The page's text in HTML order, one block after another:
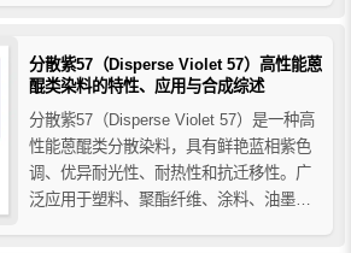
塑料透明涂层等领域的应用，并对比其与
颜料红122的本质区别，同时说明金属络合
染料...
分散紫57（Disperse Violet 57）高性能蒽
醌类染料的特性、应用与合成综述
分散紫57（Disperse Violet 57）是一种高
性能蒽醌类分散染料，具有鲜艳蓝相紫色
调、优异耐光性、耐热性和抗迁移性。广
泛应用于塑料、聚酯纤维、涂料、油墨及